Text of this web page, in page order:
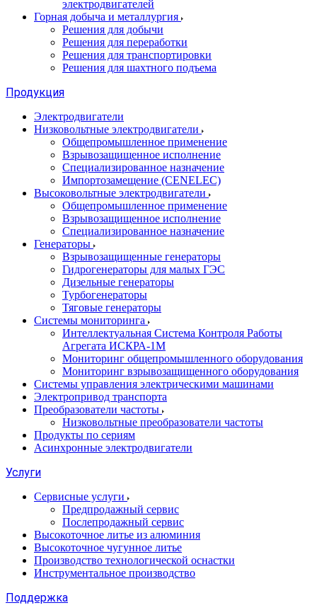
электродвигателей
Горная добыча и металлургия
Решения для добычи
Решения для переработки
Решения для транспортировки
Решения для шахтного подъема
Продукция
Электродвигатели
Низковольтные электродвигатели
Общепромышленное применение
Взрывозащищенное исполнение
Специализированное назначение
Импортозамещение (CENELEC)
Высоковольтные электродвигатели
Общепромышленное применение
Взрывозащищенное исполнение
Специализированное назначение
Генераторы
Взрывозащищенные генераторы
Гидрогенераторы для малых ГЭС
Дизельные генераторы
Турбогенераторы
Тяговые генераторы
Системы мониторинга
Интеллектуальная Система Контроля Работы
Агрегата ИСКРА-1М
Мониторинг общепромышленного оборудования
Мониторинг взрывозащищенного оборудования
Системы управления электрическими машинами
Электропривод транспорта
Преобразователи частоты
Низковольтные преобразователи частоты
Продукты по сериям
Асинхронные электродвигатели
Услуги
Сервисные услуги
Предпродажный сервис
Послепродажный сервис
Высокоточное литье из алюминия
Высокоточное чугунное литье
Производство технологической оснастки
Инструментальное производство
Поддержка